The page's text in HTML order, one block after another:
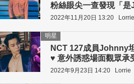
粉絲眼尖一查發現「是
2022年11月20日 13:20 Lorrie
NCT 127成員Johnny
♥ 意外誘惑場面觀眾承
明星
2022年9月23日 14:20 Lorrie